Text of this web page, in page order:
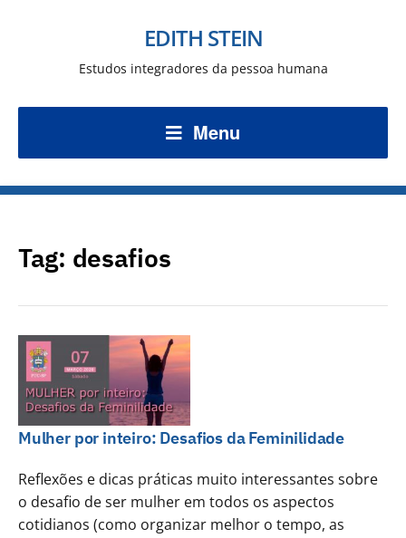
EDITH STEIN
Estudos integradores da pessoa humana
Menu
Tag: desafios
Mulher por inteiro: Desafios da Feminilidade
Reflexões e dicas práticas muito interessantes sobre
o desafio de ser mulher em todos os aspectos
cotidianos (como organizar melhor o tempo, as